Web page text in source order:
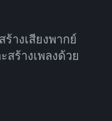
ร้างเสียงพากย์
สร้างเพลงด้วย